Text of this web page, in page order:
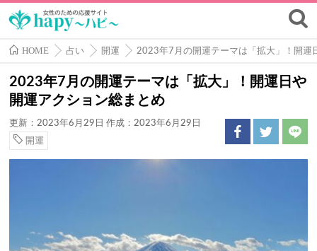
HOME 占い 開運 2023年7月の開運テーマは「拡大」！開運
2023年7月の開運テーマは「拡大」！開運日や
開運アクション総まとめ
更新：2023年6月29日 作成：2023年6月29日
開運